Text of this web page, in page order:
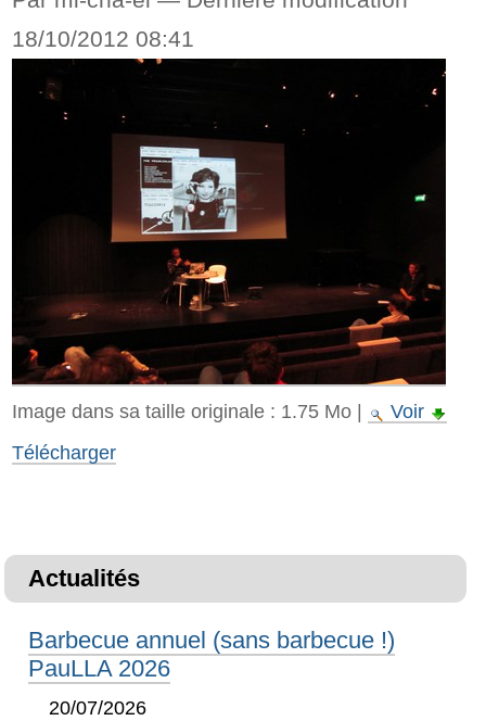
18/10/2012 08:41
Image dans sa taille originale : 1.75 Mo|
Voir
Télécharger
Actualités
Barbecue annuel (sans barbecue !)
PauLLA 2026
20/07/2026